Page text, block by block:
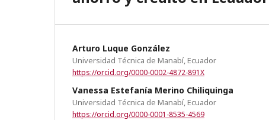
Arturo Luque González
Universidad Técnica de Manabí, Ecuador
https://orcid.org/0000-0002-4872-891X
Vanessa Estefanía Merino Chiliquinga
Universidad Técnica de Manabí, Ecuador
https://orcid.org/0000-0001-8535-4569